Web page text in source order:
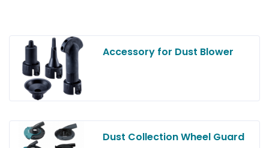
Accessory for Dust Blower
Dust Collection Wheel Guard